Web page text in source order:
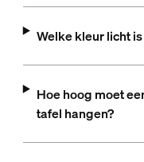
Welke kleur licht
Hoe hoog moet
tafel hangen?